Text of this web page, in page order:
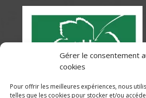
Gérer le consentement
cookies
Pour offrir les meilleures expériences, nous
telles que les cookies pour stocker et/ou